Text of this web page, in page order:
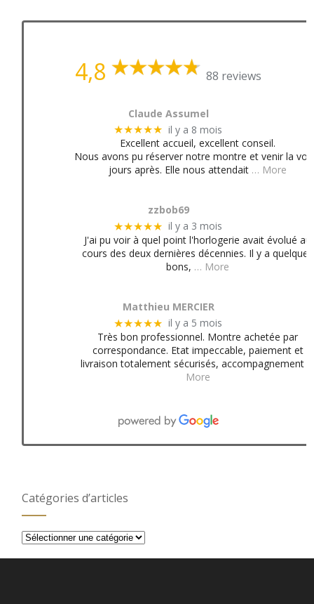
4,8 88 reviews
Claude Assumel
★★★★★ il y a 8 mois
Excellent accueil, excellent conseil.
Nous avons pu réserver notre montre et venir la
jours après. Elle nous attendait … More
zzbob69
★★★★★ il y a 3 mois
J'ai pu voir à quel point l'horlogerie avait évolué au
cours des deux dernières décennies. Il y a quelques
bons, … More
Matthieu MERCIER
★★★★★ il y a 5 mois
Très bon professionnel. Montre achetée par
correspondance. Etat impeccable, paiement et
livraison totalement sécurisés, accompagnement
More
Catégories d’articles
Catégories